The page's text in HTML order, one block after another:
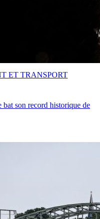
son record historique de
ET TRANSPORT